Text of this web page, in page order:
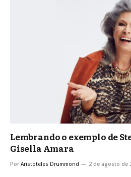
Lembrando o exemplo de
Gisella Amara
Por Aristoteles Drummond 2 de agosto de